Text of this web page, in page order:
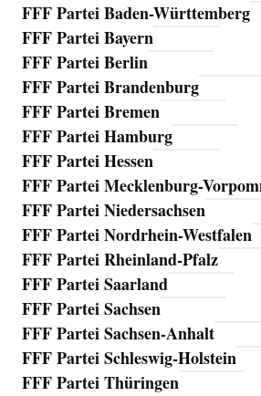
FFF Partei Baden-Württemberg
FFF Partei Bayern
FFF Partei Berlin
FFF Partei Brandenburg
FFF Partei Bremen
FFF Partei Hamburg
FFF Partei Hessen
FFF Partei Mecklenburg-
FFF Partei Niedersachsen
FFF Partei Nordrhein-Westfalen
FFF Partei Rheinland-Pfalz
FFF Partei Saarland
FFF Partei Sachsen
FFF Partei Sachsen-Anhalt
FFF Partei Schleswig-Holstein
FFF Partei Thüringen